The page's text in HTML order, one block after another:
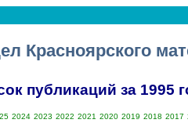
Красноярского
публикаций за 1995
2024 2023 2022 2021 2020 2019 2018 2017